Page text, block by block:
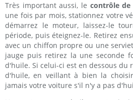
Très important aussi, le contrôle de
une fois par mois, stationnez votre
démarrez le moteur, laissez-le
période, puis éteignez-le. Retirez
avec un chiffon propre ou une
jauge puis retirez la une seconde
d'huile. Si celui-ci est en dessous du
d'huile, en veillant à bien la
jamais votre voiture s'il n'y a pas